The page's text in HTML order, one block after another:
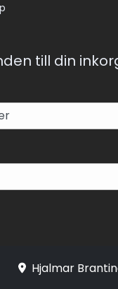
till din
Hjalmar